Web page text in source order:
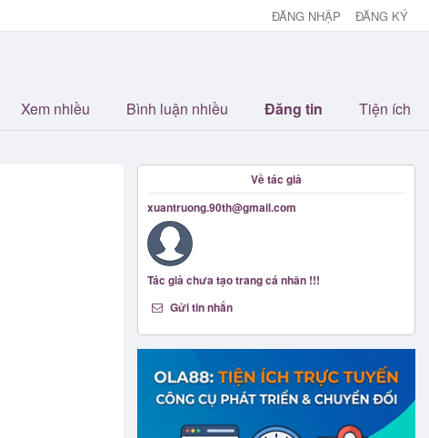
ĐĂNG NHẬP ĐĂNG KÝ
Xem nhiều Bình luận nhiều Đăng tin Tiện ích
Về tác giả
xuantruong.90th@gmail.com
Tác giả chưa tạo trang cá nhân !!!
Gửi tin nhắn